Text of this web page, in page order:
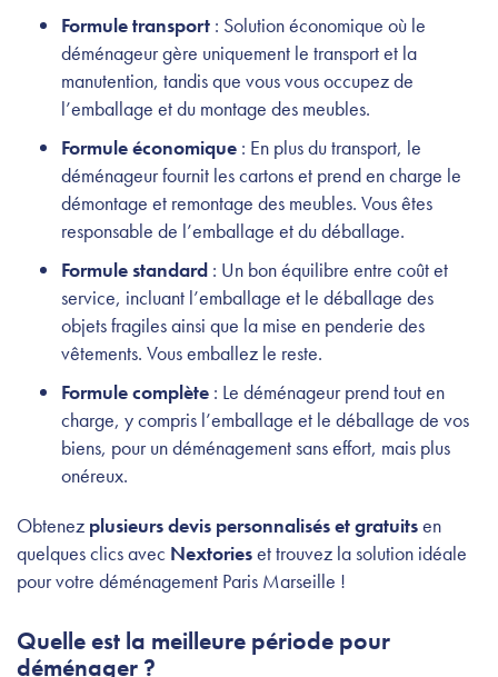
Formule transport : Solution économique où le
déménageur gère uniquement le transport et la
manutention, tandis que vous vous occupez de
l’emballage et du montage des meubles.
Formule économique : En plus du transport, le
déménageur fournit les cartons et prend en charge le
démontage et remontage des meubles. Vous êtes
responsable de l’emballage et du déballage.
Formule standard : Un bon équilibre entre coût et
service, incluant l’emballage et le déballage des
objets fragiles ainsi que la mise en penderie des
vêtements. Vous emballez le reste.
Formule complète : Le déménageur prend tout en
charge, y compris l’emballage et le déballage de vos
biens, pour un déménagement sans effort, mais plus
onéreux.
Obtenez plusieurs devis personnalisés et gratuitsen
quelques clics avec Nextorieset trouvez la solution idéale
pour votre déménagement Paris Marseille !
Quelle est la meilleure période pour
déménager ?